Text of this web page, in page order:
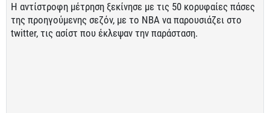
Η αντίστροφη μέτρηση ξεκίνησε με τις 50 κορυφαίες πάσες
της προηγούμενης σεζόν, με το NBA να παρουσιάζει στο
twitter, τις ασίστ που έκλεψαν την παράσταση.